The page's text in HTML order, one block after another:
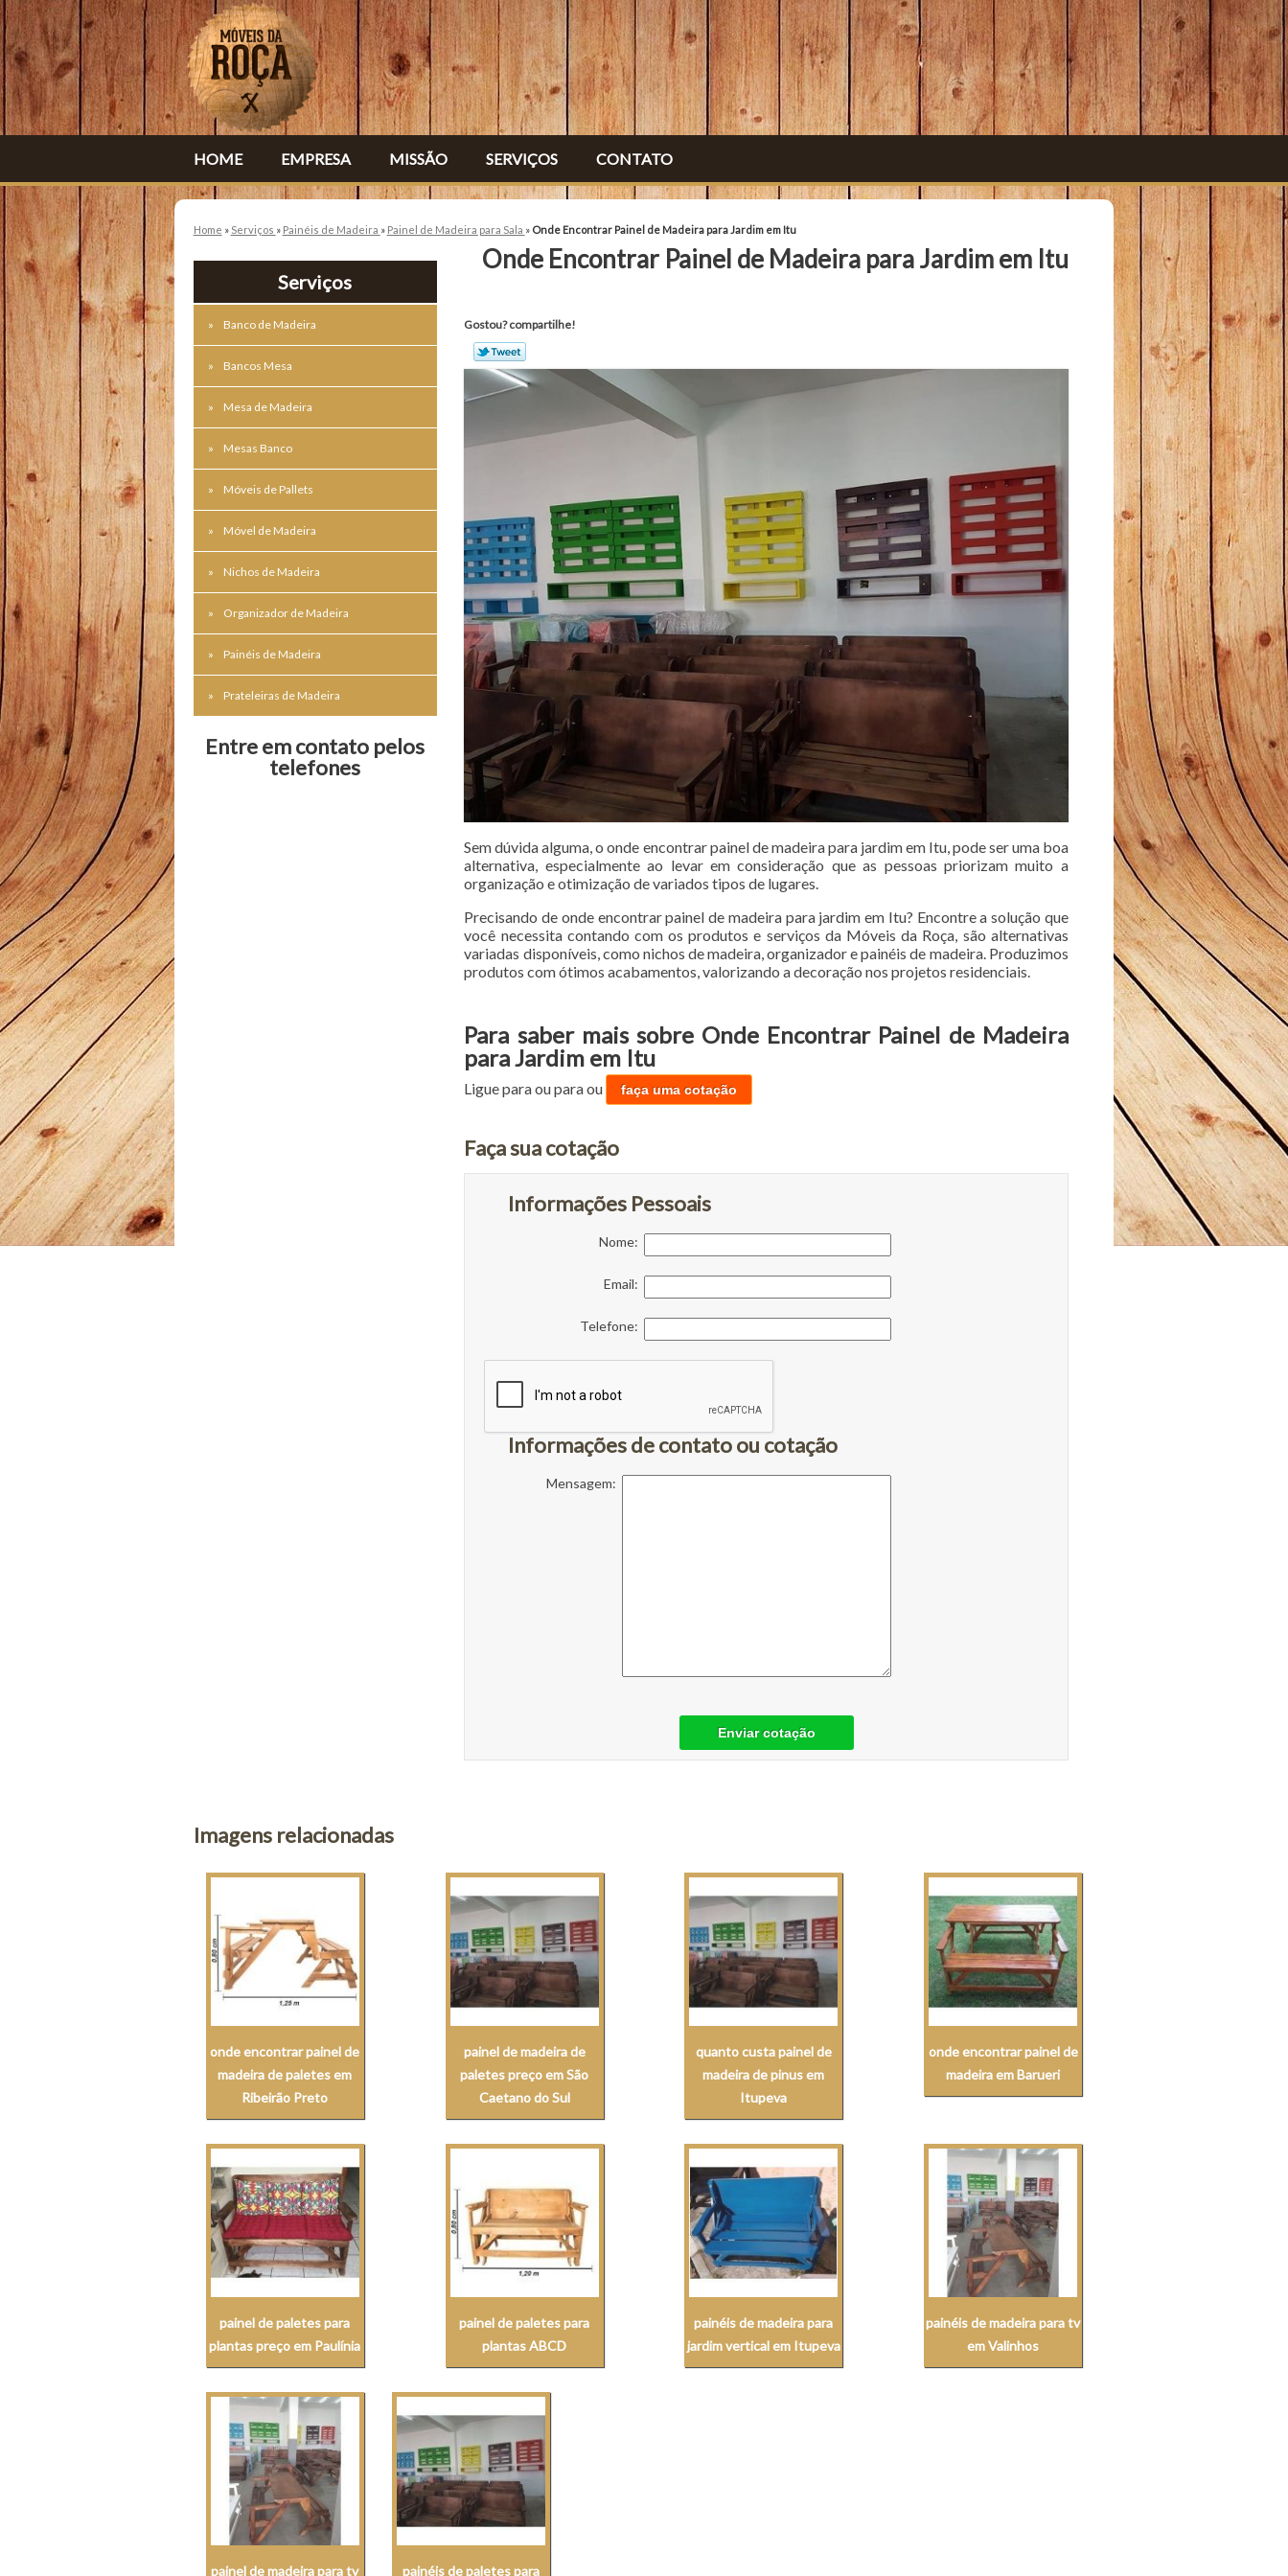
HOME EMPRESA MISSÃO SERVIÇOS CONTATO
Home » Serviços » Painéis de Madeira » Painel de Madeira para Sala » Onde Encontrar Painel de Madeira para Jardim em Itu
Serviços
Banco de Madeira
Bancos Mesa
Mesa de Madeira
Mesas Banco
Móveis de Pallets
Móvel de Madeira
Nichos de Madeira
Organizador de Madeira
Painéis de Madeira
Prateleiras de Madeira
Entre em contato pelos
telefones
Onde Encontrar Painel de Madeira para Jardim em Itu
Gostou? compartilhe!
Sem dúvida alguma, o onde encontrar painel de madeira para jardim em Itu, pode ser uma boa
alternativa, especialmente ao levar em consideração que as pessoas priorizam muito a
organização e otimização de variados tipos de lugares.
Precisando de onde encontrar painel de madeira para jardim em Itu? Encontre a solução que
você necessita contando com os produtos e serviços da Móveis da Roça, são alternativas
variadas disponíveis, como nichos de madeira, organizador e painéis de madeira. Produzimos
produtos com ótimos acabamentos, valorizando a decoração nos projetos residenciais.
Para saber mais sobre Onde Encontrar Painel de Madeira
para Jardim em Itu
Ligue paraou paraou faça uma cotação
Faça sua cotação
Informações Pessoais
Nome:
Email:
Telefone:
Informações de contato ou cotação
Mensagem:
Enviar cotação
Imagens relacionadas
onde encontrar painel de
madeira de paletes em
Ribeirão Preto
painel de madeira de
paletes preço em São
Caetano do Sul
quanto custa painel de
madeira de pinus em
Itupeva
onde encontrar painel de
madeira em Barueri
painel de paletes para
plantas preço em Paulínia
painel de paletes para
plantas ABCD
painéis de madeira para
jardim vertical em Itupeva
painéis de madeira para tv
em Valinhos
painel de madeira para tv painéis de paletes para